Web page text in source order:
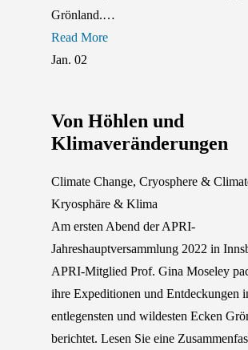
Grönland.…
Read More
Jan. 02
Von Höhlen und
Klimaveränderungen
Climate Change, Cryosphere &
Kryosphäre & Klima
Am ersten Abend der APRI-
Jahreshauptversammlung 2022 in
APRI-Mitglied Prof. Gina Moseley
ihre Expeditionen und Entdeckungen
entlegensten und wildesten Ecken
berichtet. Lesen Sie eine